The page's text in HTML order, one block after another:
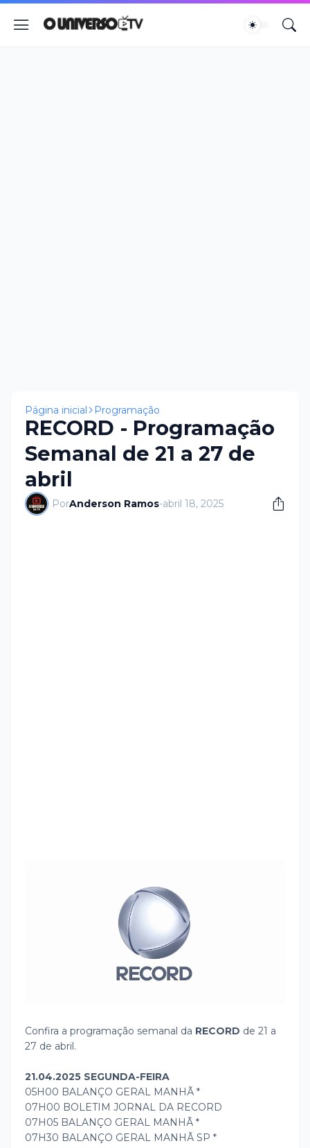
Página inicial Programação
RECORD - Programação
Semanal de 21 a 27 de
abril
PorAnderson Ramos-abril 18, 2025
Confira a programação semanal da RECORD de 21 a
27 de abril.
21.04.2025 SEGUNDA-FEIRA
05H00 BALANÇO GERAL MANHÃ *
07H00 BOLETIM JORNAL DA RECORD
07H05 BALANÇO GERAL MANHÃ *
07H30 BALANÇO GERAL MANHÃ SP *